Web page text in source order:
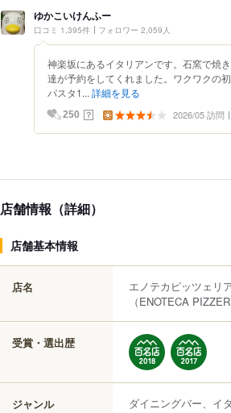
ゆかこいけんふー
口コミ 1,395件 フォロワー 2,059人
神楽坂にあるイタリアンです。石窯で焼
達が予約をしてくれました。ワクワクの
パスタ1... 詳細を見る
250 ？ 2026/05 訪問
店舗情報（詳細）
店舗基本情報
店名
エノテカピッツェリ
（ENOTECA
受賞・選出歴
ジャンル ダイニングバー、イ